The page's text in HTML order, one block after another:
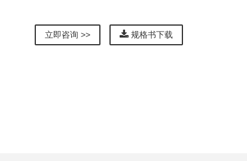
立即咨询 >> 规格书下载